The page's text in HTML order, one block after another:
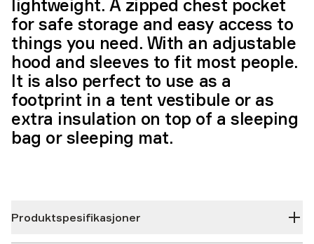
lightweight. A zipped chest pocket
for safe storage and easy access to
things you need. With an adjustable
hood and sleeves to fit most people.
It is also perfect to use as a
footprint in a tent vestibule or as
extra insulation on top of a sleeping
bag or sleeping mat.
Produktspesifikasjoner